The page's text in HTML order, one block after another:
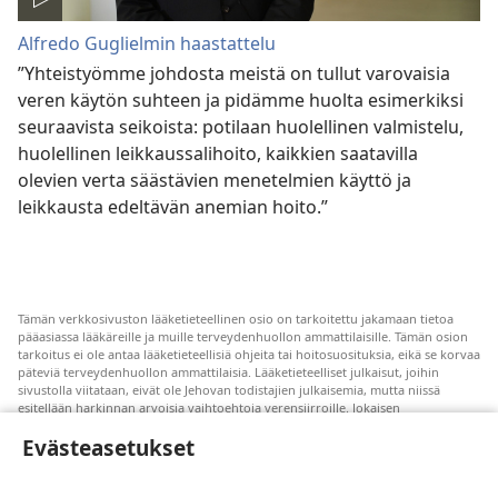
Evästeasetukset
Alfredo Guglielmin haastattelu
”Yhteistyömme johdosta meistä on tullut varovaisia
veren käytön suhteen ja pidämme huolta esimerkiksi
seuraavista seikoista: potilaan huolellinen valmistelu,
huolellinen leikkaussalihoito, kaikkien saatavilla
olevien verta säästävien menetelmien käyttö ja
leikkausta edeltävän anemian hoito.”
Tämän verkkosivuston lääketieteellinen osio on tarkoitettu jakamaan tietoa
pääasiassa lääkäreille ja muille terveydenhuollon ammattilaisille. Tämän osion
tarkoitus ei ole antaa lääketieteellisiä ohjeita tai hoitosuosituksia, eikä se korvaa
päteviä terveydenhuollon ammattilaisia. Lääketieteelliset julkaisut, joihin
sivustolla viitataan, eivät ole Jehovan todistajien julkaisemia, mutta niissä
esitellään harkinnan arvoisia vaihtoehtoja verensiirroille. Jokaisen
tasalla, keskustella hoitovaihtoehdoista potilaan kanssa ja auttaa potilasta
tekemään päätöksiä, joissa otetaan huomioon hänen terveydentilansa, oma